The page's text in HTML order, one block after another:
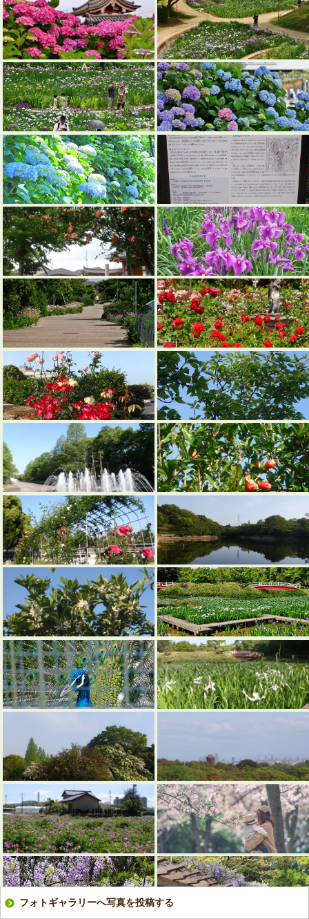
フォトギャラリーへ写真を投稿する